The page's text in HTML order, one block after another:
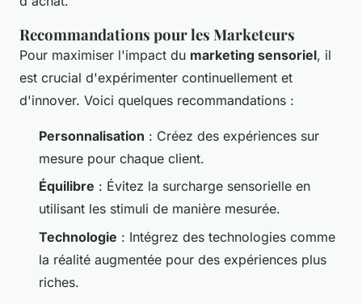
Recommandations pour les Marketeurs
Pour maximiser l'impact du marketing sensoriel, il
est crucial d'expérimenter continuellement et
d'innover. Voici quelques recommandations :
Personnalisation : Créez des expériences sur
mesure pour chaque client.
Équilibre : Évitez la surcharge sensorielle en
utilisant les stimuli de manière mesurée.
Technologie : Intégrez des technologies comme
la réalité augmentée pour des expériences plus
riches.